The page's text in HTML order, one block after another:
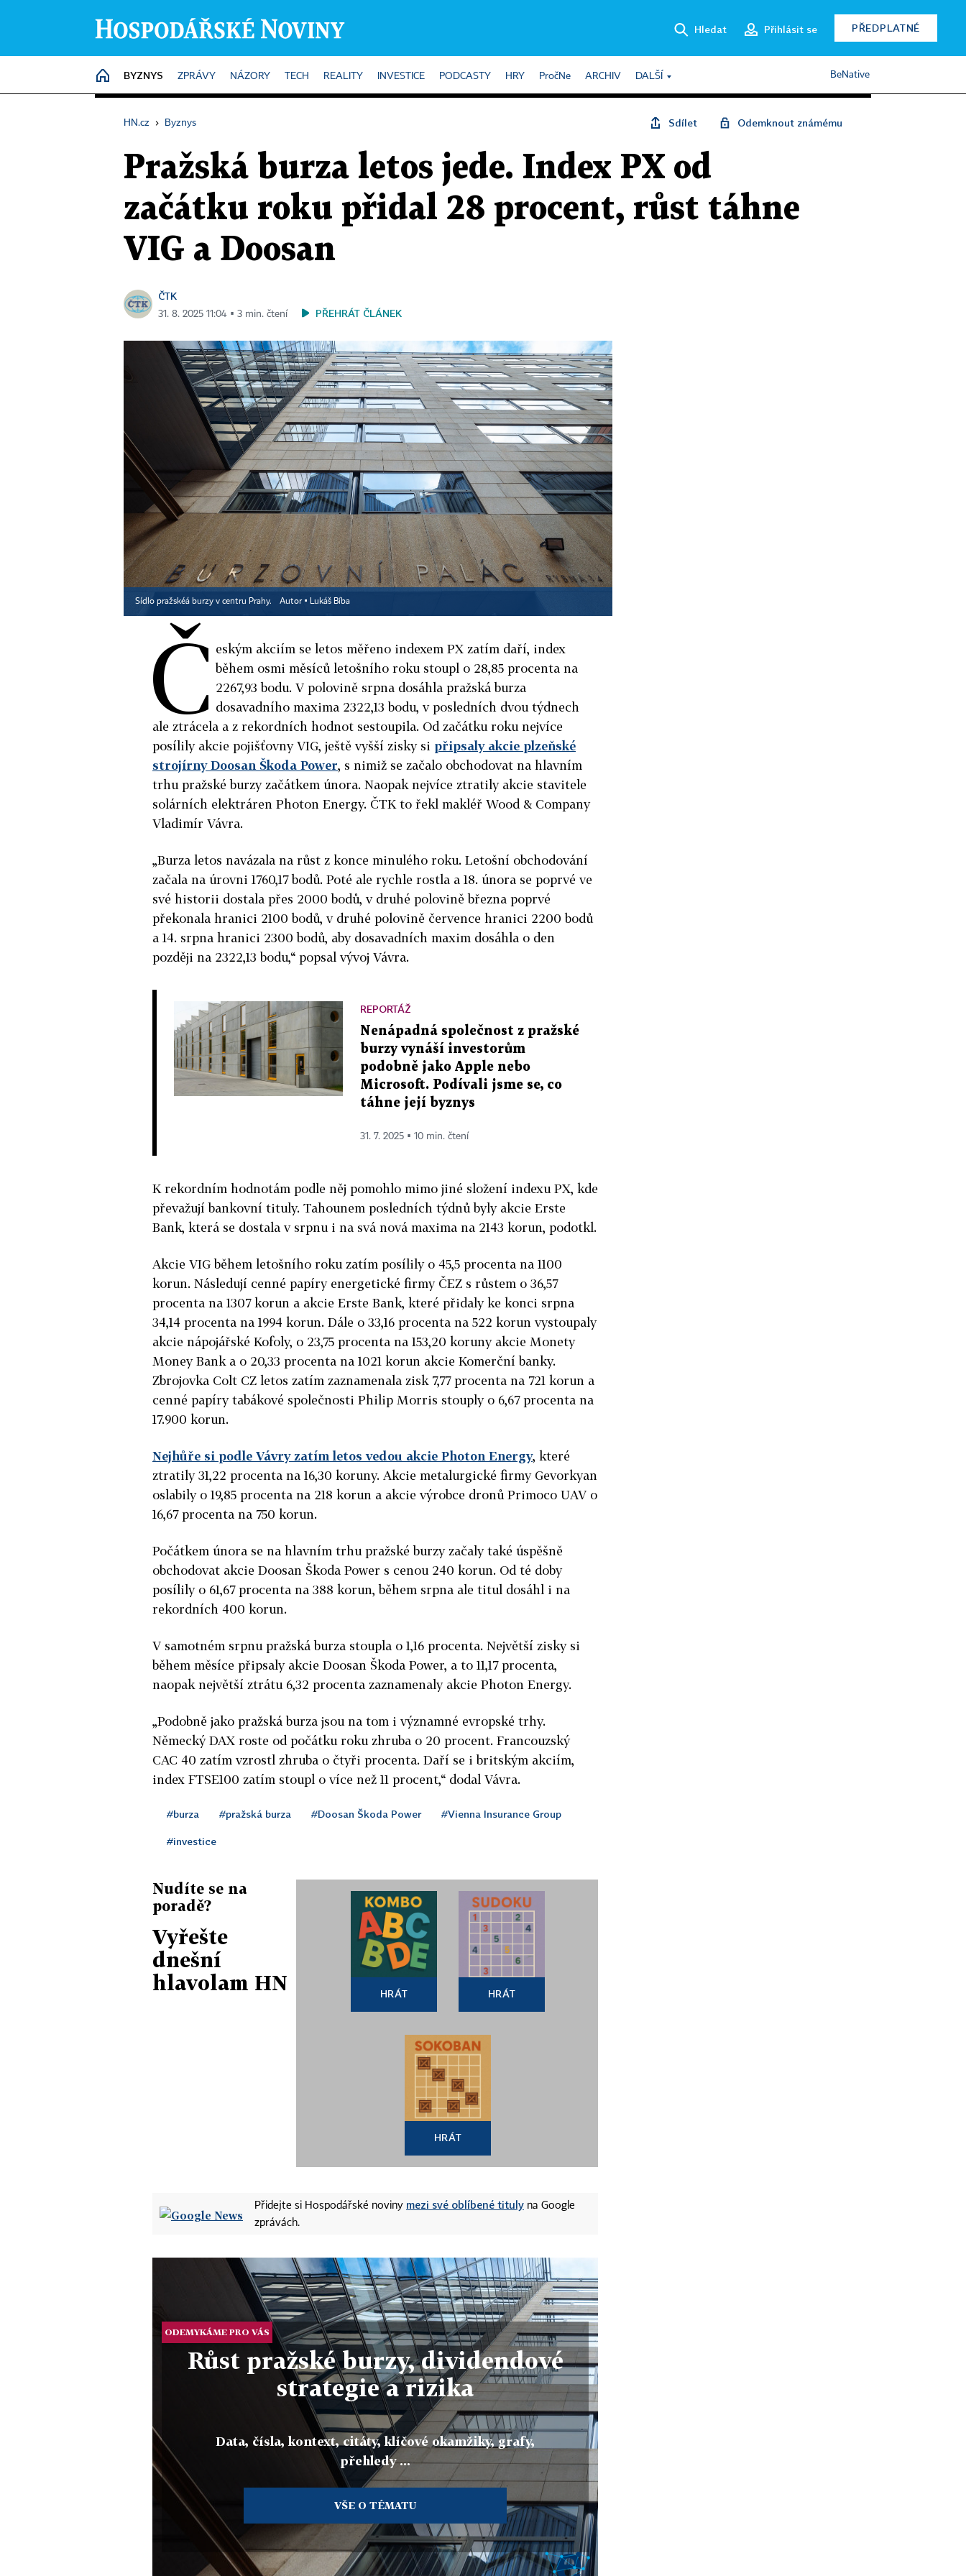
Hledat Přihlásit se PŘEDPLATNÉ
HOME
BYZNYS ZPRÁVY NÁZORY TECH REALITY INVESTICE PODCASTY HRY PročNe ARCHIV DALŠÍ BeNative
HN.cz › Byznys Sdílet Odemknout známému
Pražská burza letos jede. Index PX od
začátku roku přidal 28 procent, růst táhne
VIG a Doosan
ČTK
31. 8. 2025 11:04 ▪ 3 min. čtení PŘEHRÁT ČLÁNEK
Sídlo pražskéá burzy v centru Prahy. Autor ▪ Lukáš Bíba
Č eským akciím se letos měřeno indexem PX zatím daří, index
během osmi měsíců letošního roku stoupl o 28,85 procenta na
2267,93 bodu. V polovině srpna dosáhla pražská burza
dosavadního maxima 2322,13 bodu, v posledních dvou týdnech
ale ztrácela a z rekordních hodnot sestoupila. Od začátku roku nejvíce
posílily akcie pojišťovny VIG, ještě vyšší zisky si připsaly akcie plzeňské
strojírny Doosan Škoda Power, s nimiž se začalo obchodovat na hlavním
trhu pražské burzy začátkem února. Naopak nejvíce ztratily akcie stavitele
solárních elektráren Photon Energy. ČTK to řekl makléř Wood & Company
Vladimír Vávra.
„Burza letos navázala na růst z konce minulého roku. Letošní obchodování
začala na úrovni 1760,17 bodů. Poté ale rychle rostla a 18. února se poprvé ve
své historii dostala přes 2000 bodů, v druhé polovině března poprvé
překonala hranici 2100 bodů, v druhé polovině července hranici 2200 bodů
a 14. srpna hranici 2300 bodů, aby dosavadních maxim dosáhla o den
později na 2322,13 bodu,“ popsal vývoj Vávra.
REPORTÁŽ
Nenápadná společnost z pražské
burzy vynáší investorům
podobně jako Apple nebo
Microsoft. Podívali jsme se, co
táhne její byznys
31. 7. 2025 ▪ 10 min. čtení
K rekordním hodnotám podle něj pomohlo mimo jiné složení indexu PX, kde
převažují bankovní tituly. Tahounem posledních týdnů byly akcie Erste
Bank, která se dostala v srpnu i na svá nová maxima na 2143 korun, podotkl.
Akcie VIG během letošního roku zatím posílily o 45,5 procenta na 1100
korun. Následují cenné papíry energetické firmy ČEZ s růstem o 36,57
procenta na 1307 korun a akcie Erste Bank, které přidaly ke konci srpna
34,14 procenta na 1994 korun. Dále o 33,16 procenta na 522 korun vystoupaly
akcie nápojářské Kofoly, o 23,75 procenta na 153,20 koruny akcie Monety
Money Bank a o 20,33 procenta na 1021 korun akcie Komerční banky.
Zbrojovka Colt CZ letos zatím zaznamenala zisk 7,77 procenta na 721 korun a
cenné papíry tabákové společnosti Philip Morris stouply o 6,67 procenta na
17.900 korun.
Nejhůře si podle Vávry zatím letos vedou akcie Photon Energy, které
ztratily 31,22 procenta na 16,30 koruny. Akcie metalurgické firmy Gevorkyan
oslabily o 19,85 procenta na 218 korun a akcie výrobce dronů Primoco UAV o
16,67 procenta na 750 korun.
Počátkem února se na hlavním trhu pražské burzy začaly také úspěšně
obchodovat akcie Doosan Škoda Power s cenou 240 korun. Od té doby
posílily o 61,67 procenta na 388 korun, během srpna ale titul dosáhl i na
rekordních 400 korun.
V samotném srpnu pražská burza stoupla o 1,16 procenta. Největší zisky si
během měsíce připsaly akcie Doosan Škoda Power, a to 11,17 procenta,
naopak největší ztrátu 6,32 procenta zaznamenaly akcie Photon Energy.
„Podobně jako pražská burza jsou na tom i významné evropské trhy.
Německý DAX roste od počátku roku zhruba o 20 procent. Francouzský
CAC 40 zatím vzrostl zhruba o čtyři procenta. Daří se i britským akciím,
index FTSE100 zatím stoupl o více než 11 procent,“ dodal Vávra.
#burza #pražská burza #Doosan Škoda Power #Vienna Insurance Group
#investice
Nudíte se na
poradě?
Vyřešte
dnešní
hlavolam HN
HRÁT HRÁT
HRÁT
Přidejte si Hospodářské noviny mezi své oblíbené tituly na Google
zprávách.
ODEMYKÁME PRO VÁS
Růst pražské burzy, dividendové
strategie a rizika
Data, čísla, kontext, citáty, klíčové okamžiky, grafy,
přehledy ...
VŠE O TÉMATU